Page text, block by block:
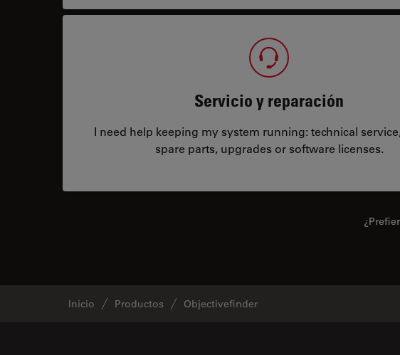
Servicio y reparación
I need help keeping my system running: technical
spare parts, upgrades or software licenses.
Inicio Productos Objectivefinder